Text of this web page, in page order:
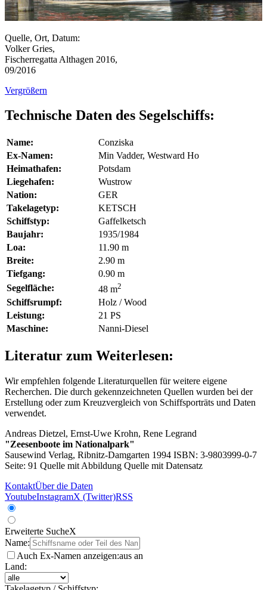
Quelle, Ort, Datum:
Volker Gries,
Fischerregatta Althagen 2016,
09/2016
Vergrößern
Technische Daten des Segelschiffs:
Name:
Conziska
Ex-Namen:
Min Vadder, Westward Ho
Heimathafen:
Potsdam
Liegehafen:
Wustrow
Nation:
GER
Takelagetyp:
KETSCH
Schiffstyp:
Gaffelketsch
Baujahr:
1935/1984
Loa:
11.90 m
Breite:
2.90 m
Tiefgang:
0.90 m
Segelfläche:
48 m2
Schiffsrumpf:
Holz / Wood
Leistung:
21 PS
Maschine:
Nanni-Diesel
Literatur zum Weiterlesen:
Wir empfehlen folgende Literaturquellen für weitere eigene
Recherchen. Die durch gekennzeichneten Quellen wurden bei der
Erstellung oder zum Kreuzvergleich von Schiffsporträts und Daten
verwendet.
Andreas Dietzel, Ernst-Uwe Krohn, Rene Legrand
"Zeesenboote im Nationalpark"
Sausewind Verlag, Ribnitz-Damgarten 1994 ISBN: 3-9803999-0-7
Seite: 91 Quelle mit Abbildung Quelle mit Datensatz
KontaktÜber die Daten
YoutubeInstagramX (Twitter)RSS
Erweiterte SucheX
Name:
Auch Ex-Namen anzeigen:aus an
Land: